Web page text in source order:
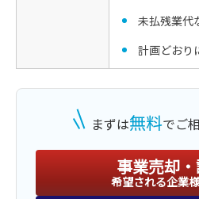
未払残業代
計画どおり
まずは無料でご
事業売却
希望される企業